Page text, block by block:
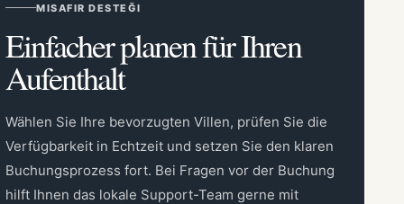
MISAFIR DESTEĞI
Einfacher planen für Ihren
Aufenthalt
Wählen Sie Ihre bevorzugten Villen, prüfen Sie die
Verfügbarkeit in Echtzeit und setzen Sie den klaren
Buchungsprozess fort. Bei Fragen vor der Buchung
hilft Ihnen das lokale Support-Team gerne mit